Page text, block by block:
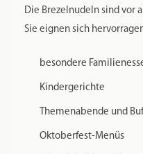
Die Brezelnudeln sind vor
Sie eignen sich
besondere
Kindergerichte
Themenabende und
Oktoberfest-Menüs